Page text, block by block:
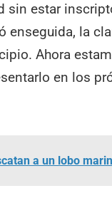
sin estar
enseguida, la
Ahora
en los
a un lobo